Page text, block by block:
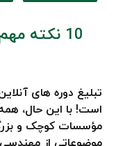
10 نکته مهم در تبلیغ دوره های آنلاین
تبلیغ دوره های
مؤسسات کوچک و بزرگ